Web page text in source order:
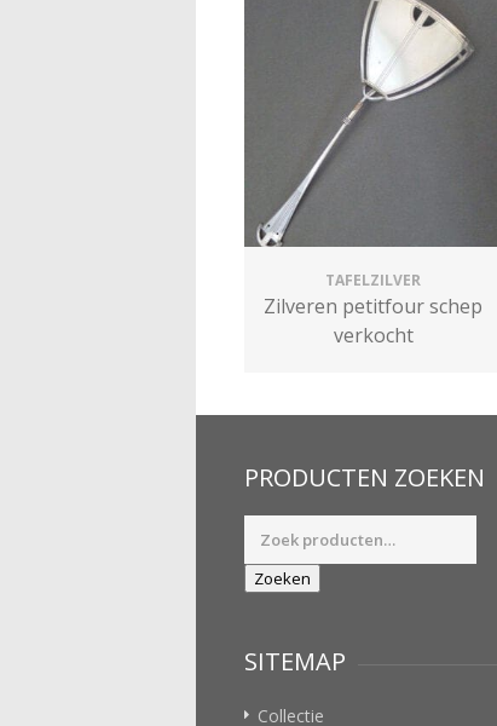
TAFELZILVER
Zilveren petitfour schep
verkocht
PRODUCTEN ZOEKEN
Zoeken
Zoeken
SITEMAP
Collectie